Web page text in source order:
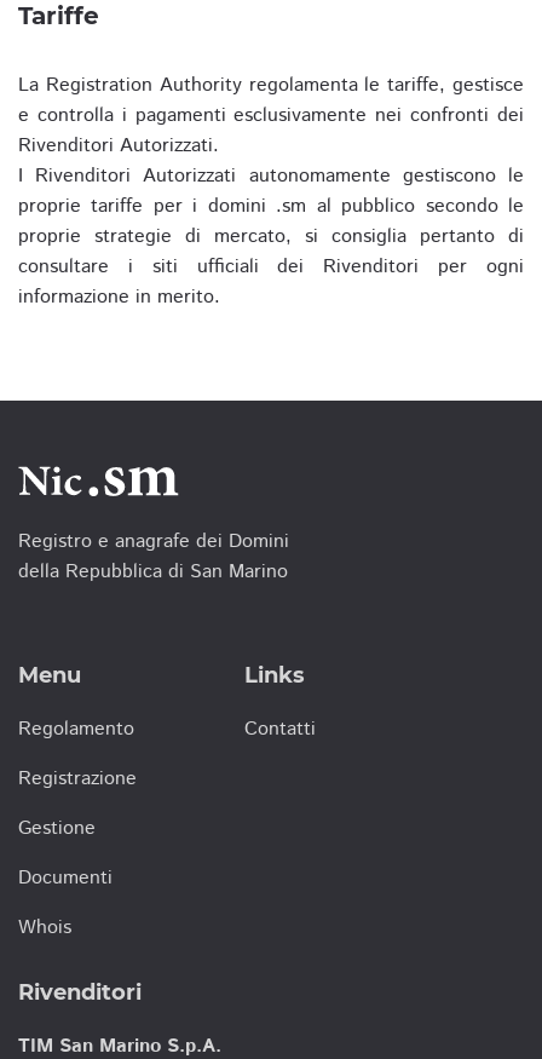
Tariffe
La Registration Authority regolamenta le tariffe, gestisce
e controlla i pagamenti esclusivamente nei confronti dei
Rivenditori Autorizzati.
I Rivenditori Autorizzati autonomamente gestiscono le
proprie tariffe per i domini .sm al pubblico secondo le
proprie strategie di mercato, si consiglia pertanto di
consultare i siti ufficiali dei Rivenditori per ogni
informazione in merito.
Registro e anagrafe dei Domini
della Repubblica di San Marino
Menu
Regolamento
Registrazione
Gestione
Documenti
Whois
Links
Contatti
Rivenditori
TIM San Marino S.p.A.